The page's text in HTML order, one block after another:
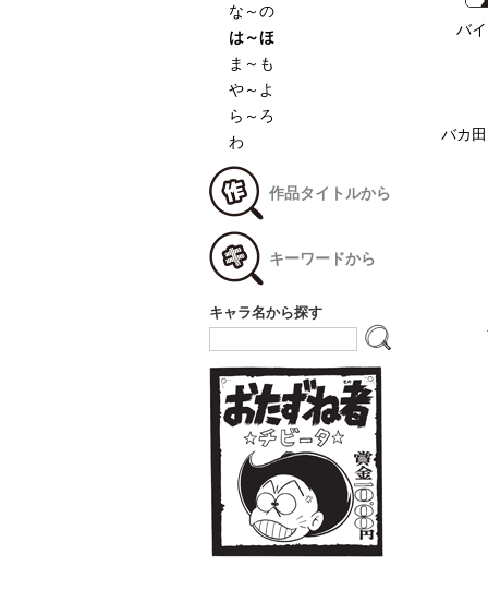
バ
バカ
な～の
は～ほ
ま～も
や～よ
ら～ろ
わ
作品タイトルから
キーワードから
キャラ名から探す